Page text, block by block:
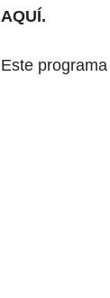
AQUÍ.
Este